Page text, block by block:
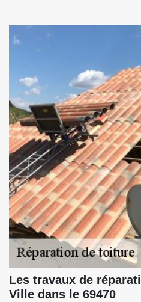
Les travaux de
Ville dans le 69470